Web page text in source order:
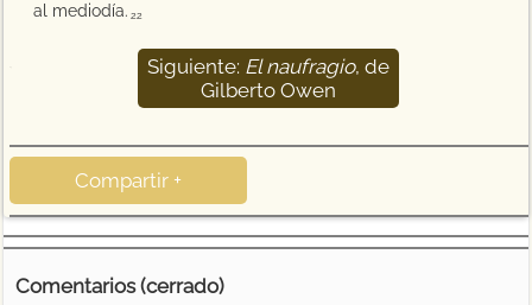
al mediodía. 22
Siguiente: El naufragio, de
Gilberto Owen
Compartir +
Comentarios (cerrado)